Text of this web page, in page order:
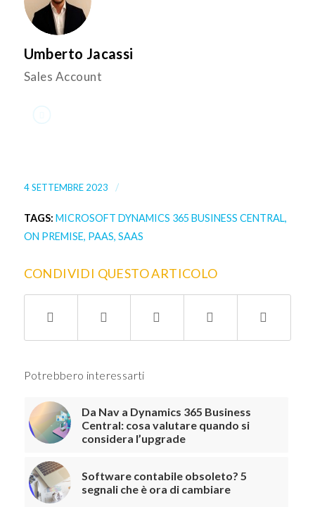
Umberto Jacassi
Sales Account
4 SETTEMBRE 2023 /
TAGS: MICROSOFT DYNAMICS 365 BUSINESS CENTRAL,
ON PREMISE, PAAS, SAAS
CONDIVIDI QUESTO ARTICOLO
Potrebbero interessarti
Da Nav a Dynamics 365 Business
Central: cosa valutare quando si
considera l’upgrade
Software contabile obsoleto? 5
segnali che è ora di cambiare